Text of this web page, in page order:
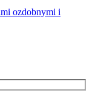
ozdobnymi i